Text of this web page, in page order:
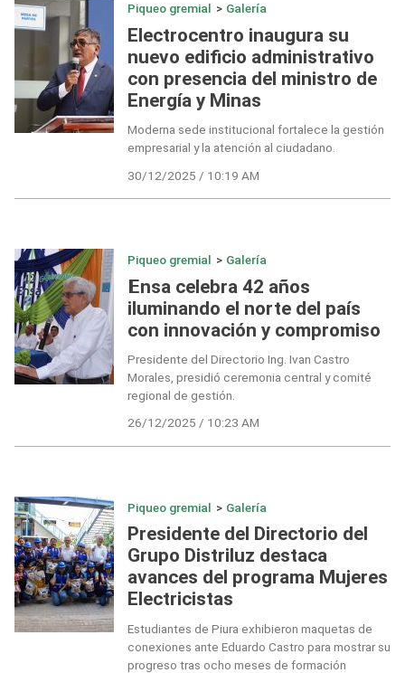
Piqueo gremial > Galería
Electrocentro inaugura su
nuevo edificio administrativo
con presencia del ministro de
Energía y Minas
Moderna sede institucional fortalece la gestión
empresarial y la atención al ciudadano.
30/12/2025 / 10:19 AM
Piqueo gremial > Galería
𝗘nsa celebra 42 años
iluminando el norte del país
con innovación y compromiso
Presidente del Directorio Ing. Ivan Castro
Morales, presidió ceremonia central y comité
regional de gestión.
26/12/2025 / 10:23 AM
Piqueo gremial > Galería
Presidente del Directorio del
Grupo Distriluz destaca
avances del programa Mujeres
Electricistas
Estudiantes de Piura exhibieron maquetas de
conexiones ante Eduardo Castro para mostrar su
progreso tras ocho meses de formación